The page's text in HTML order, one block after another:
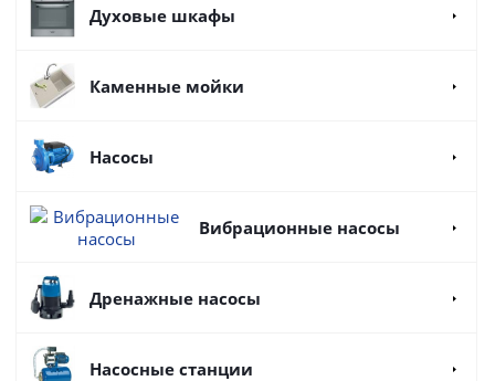
Духовые шкафы
Каменные мойки
Насосы
Вибрационные насосы
Дренажные насосы
Насосные станции